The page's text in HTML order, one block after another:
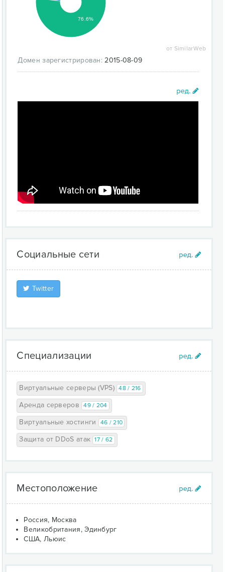
76.6%
от SimilarWeb
Домен зарегистрирован: 2015-08-09
Социальные сети
Twitter
Специализации
Виртуальные серверы (VPS) 48 / 216
Аренда серверов 49 / 204
Виртуальные хостинги 46 / 210
Защита от DDoS атак 17 / 62
Местоположение
Россия, Москва
Великобритания, Эдинбург
США, Льюис